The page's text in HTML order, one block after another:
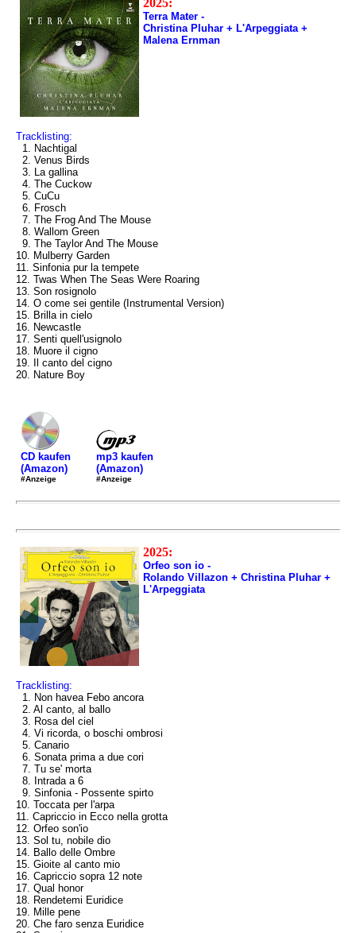
2025:
Terra Mater -
Christina Pluhar + L'Arpeggiata +
Malena Ernman
Tracklisting:
1. Nachtigal
2. Venus Birds
3. La gallina
4. The Cuckow
5. CuCu
6. Frosch
7. The Frog And The Mouse
8. Wallom Green
9. The Taylor And The Mouse
10. Mulberry Garden
11. Sinfonia pur la tempete
12. Twas When The Seas Were Roaring
13. Son rosignolo
14. O come sei gentile (Instrumental Version)
15. Brilla in cielo
16. Newcastle
17. Senti quell'usignolo
18. Muore il cigno
19. Il canto del cigno
20. Nature Boy
CD kaufen
(Amazon)
#Anzeige
mp3 kaufen
(Amazon)
#Anzeige
2025:
Orfeo son io -
Rolando Villazon + Christina Pluhar +
L'Arpeggiata
Tracklisting:
1. Non havea Febo ancora
2. Al canto, al ballo
3. Rosa del ciel
4. Vi ricorda, o boschi ombrosi
5. Canario
6. Sonata prima a due cori
7. Tu se' morta
8. Intrada a 6
9. Sinfonia - Possente spirto
10. Toccata per l'arpa
11. Capriccio in Ecco nella grotta
12. Orfeo son'io
13. Sol tu, nobile dio
14. Ballo delle Ombre
15. Gioite al canto mio
16. Capriccio sopra 12 note
17. Qual honor
18. Rendetemi Euridice
19. Mille pene
20. Che faro senza Euridice